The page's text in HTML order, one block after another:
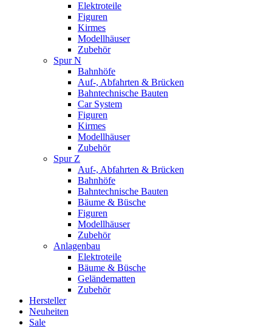
Elektroteile
Figuren
Kirmes
Modellhäuser
Zubehör
Spur N
Bahnhöfe
Auf-, Abfahrten & Brücken
Bahntechnische Bauten
Car System
Figuren
Kirmes
Modellhäuser
Zubehör
Spur Z
Auf-, Abfahrten & Brücken
Bahnhöfe
Bahntechnische Bauten
Bäume & Büsche
Figuren
Modellhäuser
Zubehör
Anlagenbau
Elektroteile
Bäume & Büsche
Geländematten
Zubehör
Hersteller
Neuheiten
Sale